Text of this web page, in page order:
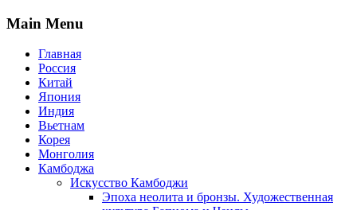
Main Menu
Главная
Россия
Китай
Япония
Индия
Вьетнам
Корея
Монголия
Камбоджа
Искусство Камбоджи
Эпоха неолита и бронзы. Художественная